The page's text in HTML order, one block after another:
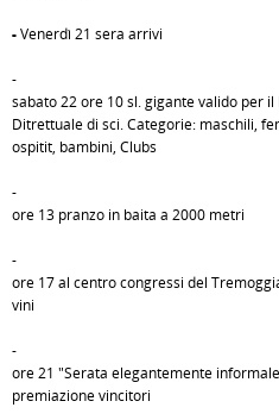
-Venerdì 21 sera arrivi
-
sabato 22 ore 10 sl. gigante valido per il
Ditrettuale di sci. Categorie: maschili,
ospitit, bambini, Clubs
-
ore 13 pranzo in baita a 2000 metri
-
ore 17 al centro congressi del
vini
-
ore 21 "Serata elegantemente
premiazione vincitori